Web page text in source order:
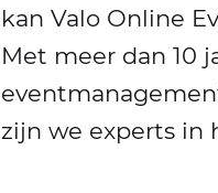
kan Valo Online
Met meer dan 10
zijn we experts in